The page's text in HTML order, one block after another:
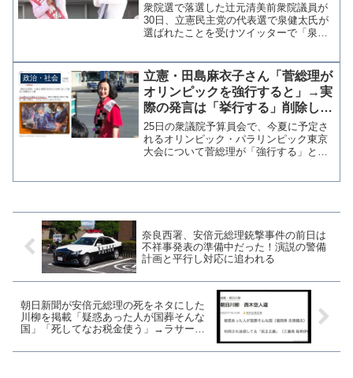
ートしていくで！」→西村智奈美
さんに投票していた
衆院選で落選した辻元清美前衆院議員が
30日、立憲民主党の代表選で泉健太氏が
選ばれたことを受けツイッターで「泉さ
議員じゃなくなったけど、新代表サポー
トしていくで」と意気込...
政治・社会
立憲・田島麻衣子さん「菅総理が
オリンピックを強行すると」→実
際の発言は「挙行する」削除して
謝罪
25日の衆議院予算員会で、今夏に予定さ
れるオリンピック・パラリンピック東京
大会について菅総理が「強行する」と発
奈良西署、安倍元総理銃撃事件の前日は
不祥事発表の準備中だった！演説の警備
計画と平行し対応に追われる
朝日新聞が安倍元総理の死をネタにした
川柳を掲載「疑惑あった人が国葬そんな
国」「死してなお税金使う」→ラサール